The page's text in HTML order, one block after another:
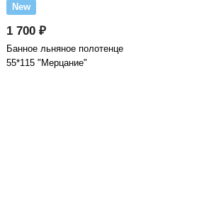
New
1 700 ₽
Банное льняное полотенце
55*115 "Мерцание"